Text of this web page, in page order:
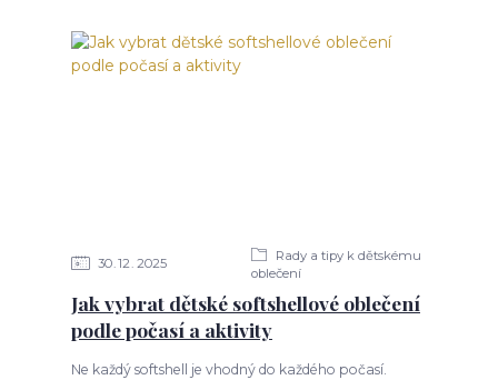
30 12 2025
Rady a tipy k dětskému
oblečení
Jak vybrat dětské softshellové oblečení
podle počasí a aktivity
Ne každý softshell je vhodný do každého počasí.